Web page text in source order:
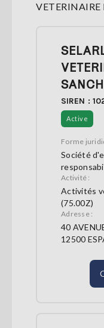
SIREN :
Active
Forme
Société
Activité :
Activités
(75.00Z)
Adresse :
40
12500